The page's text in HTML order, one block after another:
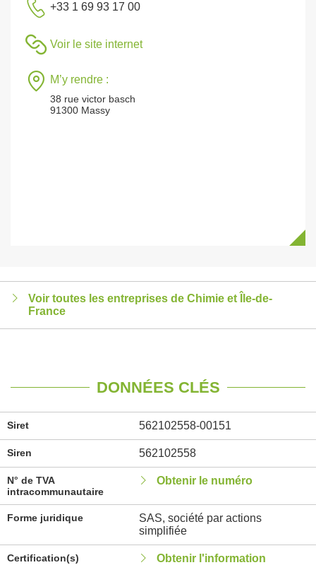
+33 1 69 93 17 00
Voir le site internet
M’y rendre :
38 rue victor basch
91300 Massy
Voir toutes les entreprises de Chimie et Île-de-
France
DONNÉES CLÉS
Siret 562102558-00151
Siren 562102558
N° de TVA
intracommunautaire
Obtenir le numéro
Forme juridique
SAS, société par actions
simplifiée
Certification(s) Obtenir l'information